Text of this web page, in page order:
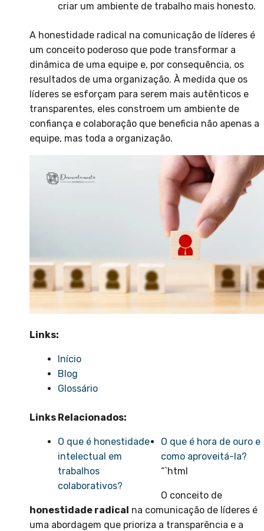
criar um ambiente de trabalho mais honesto.
A honestidade radical na comunicação de líderes é
um conceito poderoso que pode transformar a
dinâmica de uma equipe e, por consequência, os
resultados de uma organização. À medida que os
líderes se esforçam para serem mais autênticos e
transparentes, eles constroem um ambiente de
confiança e colaboração que beneficia não apenas a
equipe, mas toda a organização.
Links:
Início
Blog
Glossário
Links Relacionados:
O que é honestidade
intelectual em
trabalhos
colaborativos?
O que é hora de ouro e
como aproveitá-la?
“`html
O conceito de
honestidade radical na comunicação de líderes é
uma abordagem que prioriza a transparência e a